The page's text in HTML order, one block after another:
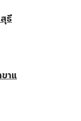
ธี
าแ